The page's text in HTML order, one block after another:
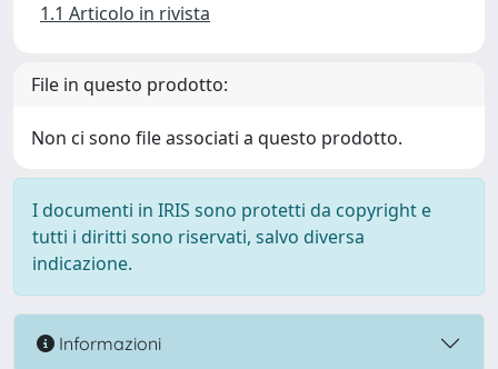
1.1 Articolo in rivista
File in questo prodotto:
Non ci sono file associati a questo prodotto.
I documenti in IRIS sono protetti da copyright e
tutti i diritti sono riservati, salvo diversa
indicazione.
Informazioni